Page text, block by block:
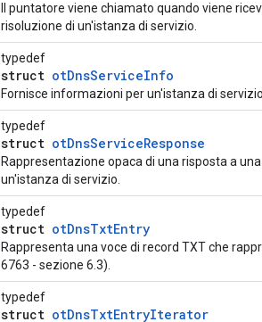
Il puntatore viene chiamato quando viene
risoluzione di un'istanza di servizio.
typedef
struct otDnsServiceInfo
Fornisce informazioni per un'istanza di servizio
typedef
struct otDnsServiceResponse
Rappresentazione opaca di una risposta a
un'istanza di servizio.
typedef
struct otDnsTxtEntry
Rappresenta una voce di record TXT che
6763 - sezione 6.3).
typedef
struct otDnsTxtEntryIterator